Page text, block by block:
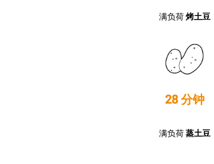
满负荷烤土豆
28 分钟
满负荷蒸土豆